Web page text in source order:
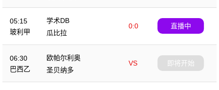
05:15
玻利甲
学术DB
0:0
瓜比拉
直播中
06:30
巴西乙
欧帕尔利奥
VS
圣贝纳多
即将开始